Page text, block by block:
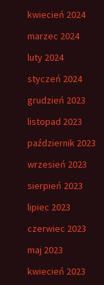
kwiecień 2024
marzec 2024
luty 2024
styczeń 2024
grudzień 2023
listopad 2023
październik 2023
wrzesień 2023
sierpień 2023
lipiec 2023
czerwiec 2023
maj 2023
kwiecień 2023